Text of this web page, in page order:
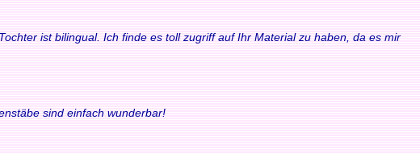
ist bilingual. Ich finde es toll zugriff auf Ihr Material zu haben, da es mir
sind einfach wunderbar!